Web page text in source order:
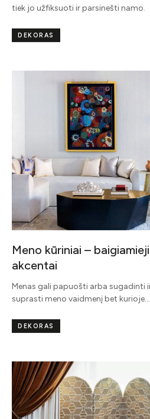
tiek jo užfiksuoti ir parsinešti namo.
DEKORAS
Meno kūriniai –
akcentai
Menas gali papuošti arba sugadinti
suprasti meno vaidmenį bet kurioje…
DEKORAS